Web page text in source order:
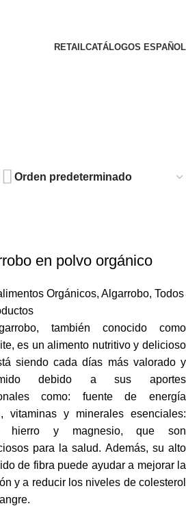
RETAILCATÁLOGOS ESPAÑOL
en polvo orgánico
Orgánicos, Algarrobo, Todos
también conocido como
es un alimento nutritivo y delicioso
siendo cada días más valorado y
debido a sus aportes
como: fuente de energía
vitaminas y minerales esenciales:
hierro y magnesio, que son
para la salud. Además, su alto
de fibra puede ayudar a mejorar la
y a reducir los niveles de colesterol